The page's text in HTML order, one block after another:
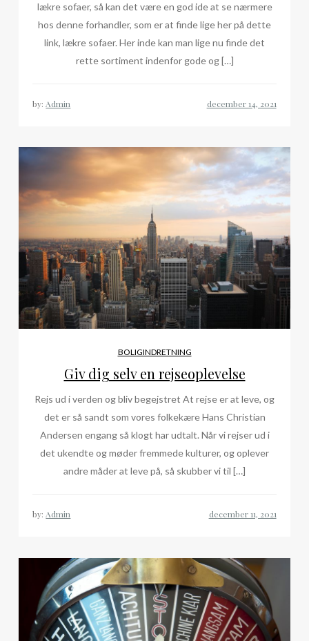
lækre sofaer, så kan det være en god ide at se nærmere
hos denne forhandler, som er at finde lige her på dette
link, lækre sofaer. Her inde kan man lige nu finde det
rette sortiment indenfor gode og […]
by:Admin
BOLIGINDRETNING
Giv dig selv en rejseoplevelse
Rejs ud i verden og bliv begejstret At rejse er at leve, og
det er så sandt som vores folkekære Hans Christian
Andersen engang så klogt har udtalt. Når vi rejser ud i
det ukendte og møder fremmede kulturer, og oplever
andre måder at leve på, så skubber vi til […]
by:Admin